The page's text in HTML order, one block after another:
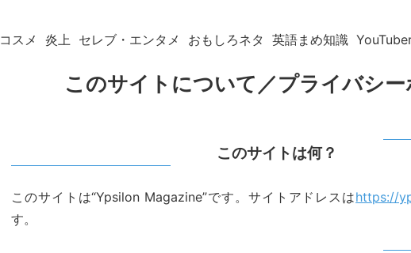
コスメ 炎上 セレブ・エンタメ おもしろネタ 英語まめ知識
このサイトについて／プライバシ
このサイトは何？
このサイトは“Ypsilon Magazine”です。サイトアドレスはhttps://
す。